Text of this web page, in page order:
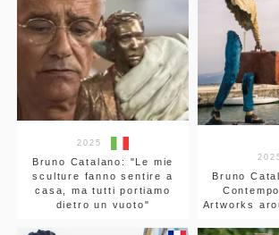
2025
Bruno Catalano: "Le mie
sculture fanno sentire a
casa, ma tutti portiamo
dietro un vuoto"
Bruno
Artworks